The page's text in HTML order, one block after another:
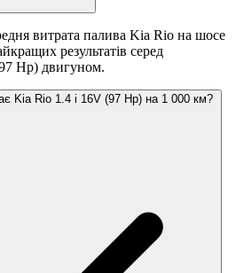
витрата палива Kia Rio на шосе
результатів серед
Hp) двигуном.
Kia Rio 1.4 i 16V (97 Hp) на 1 000 км?